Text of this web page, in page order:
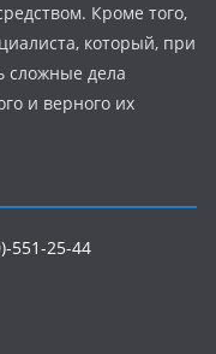
Кроме того,
который, при
сложные дела
и верного их
551-25-44